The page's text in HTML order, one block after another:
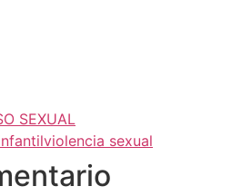
SEXUAL
violencia sexual